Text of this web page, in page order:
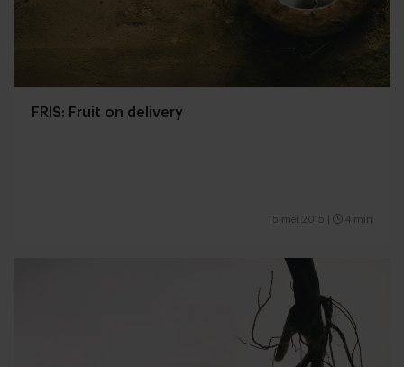
FRIS: Fruit on delivery
15 mei 2015 4 min